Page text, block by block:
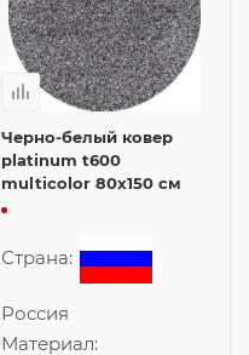
Черно-белый ковер
platinum t600
multicolor 80x150 см
Страна:
Россия
Материал: